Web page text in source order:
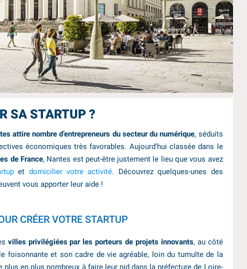
SA STARTUP ?
attire nombre d’entrepreneurs du secteur du numérique, séduits
économiques très favorables. Aujourd’hui classée dans le
de France, Nantes est peut-être justement le lieu que vous avez
et domicilier votre activité. Découvrez quelques-unes des
vous apporter leur aide !
CRÉER VOTRE STARTUP
villes privilégiées par les porteurs de projets innovants, au côté
foisonnante et son cadre de vie agréable, loin du tumulte de la
en plus nombreux à faire leur nid dans la préfecture de Loire-